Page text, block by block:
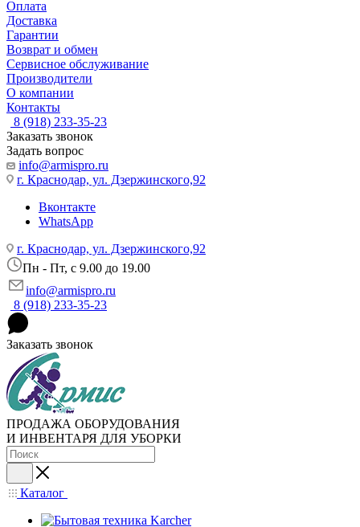
Оплата
Доставка
Гарантии
Возврат и обмен
Сервисное обслуживание
Производители
О компании
Контакты
8 (918) 233-35-23
Заказать звонок
Задать вопрос
info@armispro.ru
г. Краснодар, ул. Дзержинского,92
Вконтакте
WhatsApp
г. Краснодар, ул. Дзержинского,92
Пн - Пт, c 9.00 до 19.00
info@armispro.ru
8 (918) 233-35-23
Заказать звонок
ПРОДАЖА ОБОРУДОВАНИЯ
И ИНВЕНТАРЯ ДЛЯ УБОРКИ
Каталог